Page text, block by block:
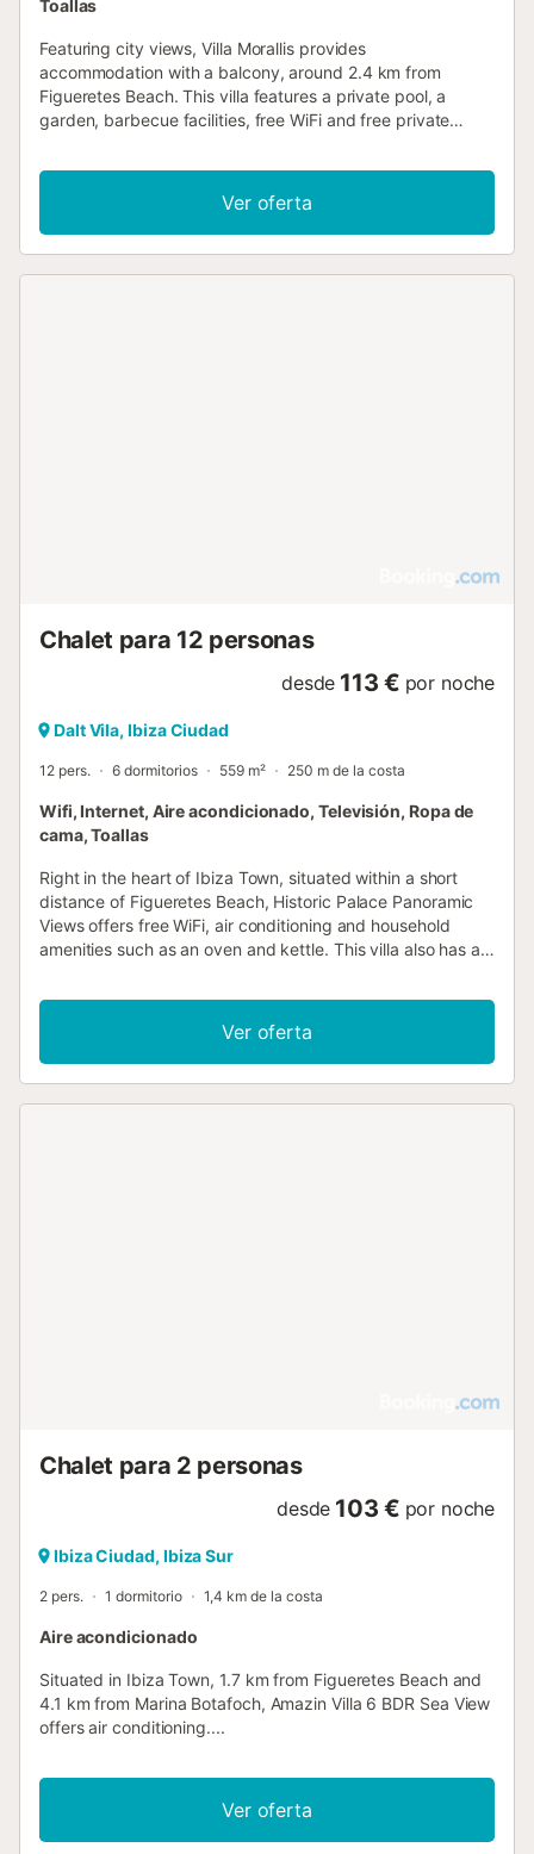
Toallas
Featuring city views, Villa Morallis provides
accommodation with a balcony, around 2.4 km from
Figueretes Beach. This villa features a private pool, a
garden, barbecue facilities, free WiFi and free private
Ver oferta
Chalet para 12 personas
desde 113 € por noche
Dalt Vila, Ibiza Ciudad
12 pers. 6 dormitorios 559 m² 250 m de la costa
Wifi, Internet, Aire acondicionado, Televisión, Ropa de
cama, Toallas
Right in the heart of Ibiza Town, situated within a short
distance of Figueretes Beach, Historic Palace Panoramic
Views offers free WiFi, air conditioning and household
amenities such as an oven and kettle. This villa also has a
Ver oferta
Chalet para 2 personas
desde 103 € por noche
Ibiza Ciudad, Ibiza Sur
2 pers. 1 dormitorio 1,4 km de la costa
Aire acondicionado
Situated in Ibiza Town, 1.7 km from Figueretes Beach and
4.1 km from Marina Botafoch, Amazin Villa 6 BDR Sea View
offers air conditioning....
Ver oferta